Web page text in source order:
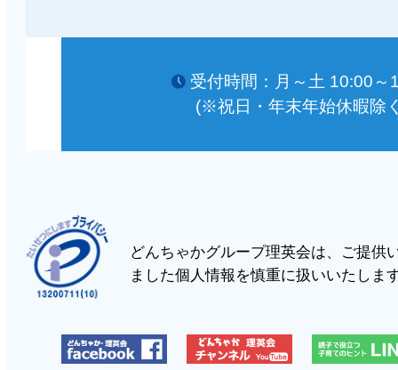
受付時間：月～土 10:00～
(※祝日・年末年始休暇除
どんちゃかグループ理英会は、ご提供
ました個人情報を慎重に扱いいたしま